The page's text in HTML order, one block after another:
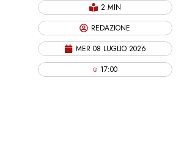
2 MIN
REDAZIONE
MER 08 LUGLIO 2026
17:00